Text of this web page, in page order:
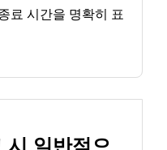
료 시간을 명확히 표
시 일반적으